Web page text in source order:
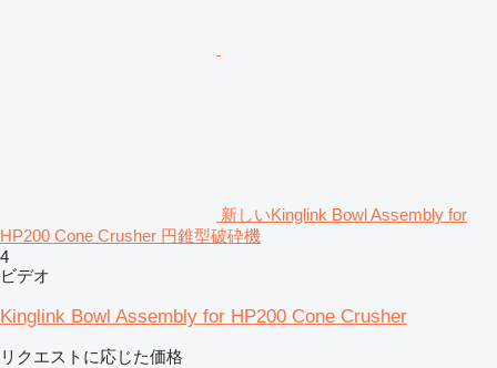
新しいKinglink Bowl Assembly for
HP200 Cone Crusher 円錐型破砕機
4
ビデオ
Kinglink Bowl Assembly for HP200 Cone Crusher
リクエストに応じた価格